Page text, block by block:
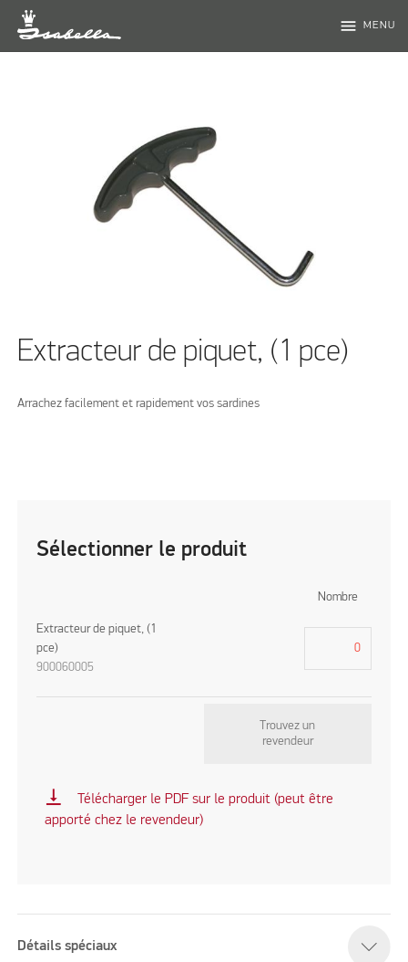
menu MENU
Extracteur de piquet, (1 pce)
Arrachez facilement et rapidement vos sardines
Sélectionner le produit
Nombre
Extracteur de piquet, (1
pce)
900060005
Trouvez un
revendeur
vertical_align_bottom
Télécharger le PDF sur le produit (peut être
apporté chez le revendeur)
Détails spéciaux